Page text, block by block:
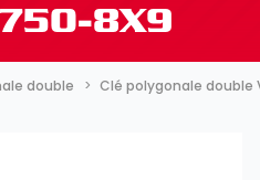
8X9
double Clé polygonale double